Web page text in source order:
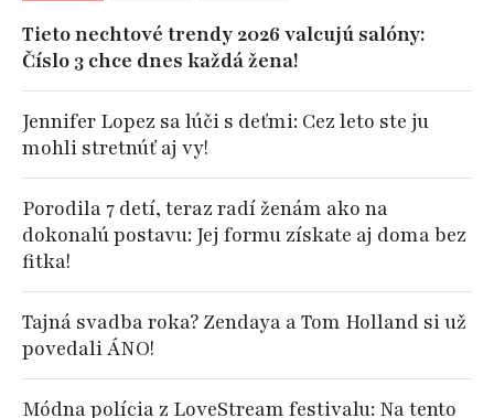
Tieto nechtové trendy 2026 valcujú salóny:
Číslo 3 chce dnes každá žena!
Jennifer Lopez sa lúči s deťmi: Cez leto ste ju
mohli stretnúť aj vy!
Porodila 7 detí, teraz radí ženám ako na
dokonalú postavu: Jej formu získate aj doma bez
fitka!
Tajná svadba roka? Zendaya a Tom Holland si už
povedali ÁNO!
Módna polícia z LoveStream festivalu: Na tento